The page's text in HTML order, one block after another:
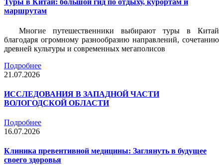
Туры в Китай: большой гид по отдыху, курортам и
маршрутам
Многие путешественники выбирают туры в Китай
благодаря огромному разнообразию направлений, сочетанию
древней культуры и современных мегаполисов
Подробнее
21.07.2026
ИССЛЕДОВАНИЯ В ЗАПАДНОЙ ЧАСТИ
ВОЛОГОДСКОЙ ОБЛАСТИ
Подробнее
16.07.2026
Клиника превентивной медицины: Заглянуть в будущее
своего здоровья